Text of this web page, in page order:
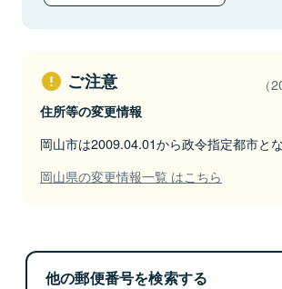
ご注意 （
住所等の変更情報
岡山市は2009.04.01から政令指定都市と
岡山県の変更情報一覧 はこちら
他の郵便番号を検索する